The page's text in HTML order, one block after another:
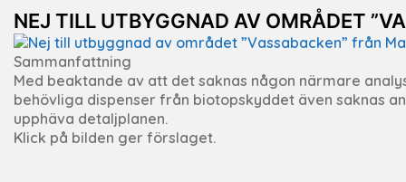
NEJ TILL UTBYGGNAD AV OMRÅDET
Sammanfattning
Med beaktande av att det saknas någon närmare
behövliga dispenser från biotopskyddet även saknas
upphäva detaljplanen.
Klick på bilden ger förslaget.